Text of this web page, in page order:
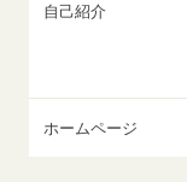
自己紹介
ホームページ